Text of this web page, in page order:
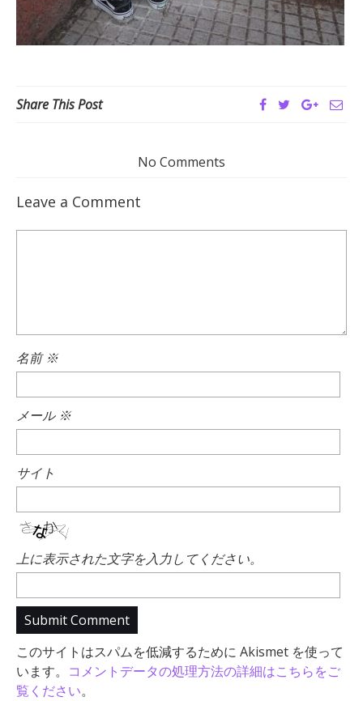
Share This Post
No Comments
Leave a Comment
名前※
メール ※
サイト
上に表示された文字を入力してください。
このサイトはスパムを低減するために Akismet を使って
います。 コメントデータの処理方法の詳細はこちらをご
覧ください。